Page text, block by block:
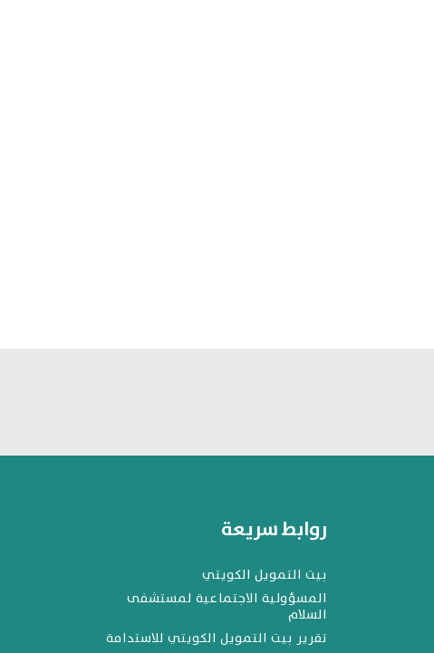
روابط سريعة
بيت التمويل الكويتي
المسؤولية الاجتماعية لمستشفى
السلام
تقرير بيت التمويل الكويتي للاستدامة